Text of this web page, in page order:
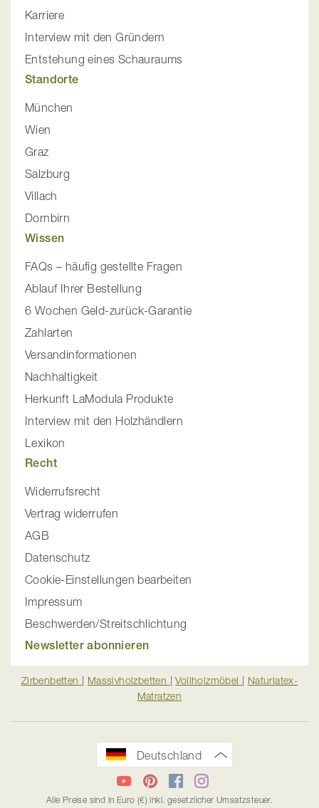
Karriere
Interview mit den Gründern
Entstehung eines Schauraums
Standorte
München
Wien
Graz
Salzburg
Villach
Dornbirn
Wissen
FAQs – häufig gestellte Fragen
Ablauf Ihrer Bestellung
6 Wochen Geld-zurück-Garantie
Zahlarten
Versandinformationen
Nachhaltigkeit
Herkunft LaModula Produkte
Interview mit den Holzhändlern
Lexikon
Recht
Widerrufsrecht
Vertrag widerrufen
AGB
Datenschutz
Cookie-Einstellungen bearbeiten
Impressum
Beschwerden/Streitschlichtung
Newsletter abonnieren
Zirbenbetten | Massivholzbetten |Vollholzmöbel | Naturlatex-
Matratzen
Deutschland
Alle Preise sind in Euro (€) inkl. gesetzlicher Umsatzsteuer.